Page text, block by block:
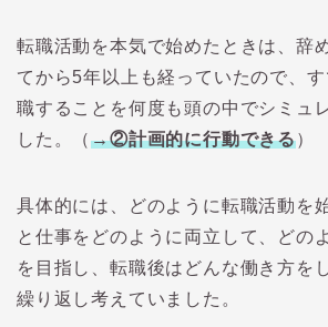
転職活動を本気で始めたときは、辞
てから5年以上も経っていたので、
職することを何度も頭の中でシミュ
した。（→②計画的に行動できる）
具体的には、どのように転職活動を
と仕事をどのように両立して、どの
を目指し、転職後はどんな働き方を
繰り返し考えていました。